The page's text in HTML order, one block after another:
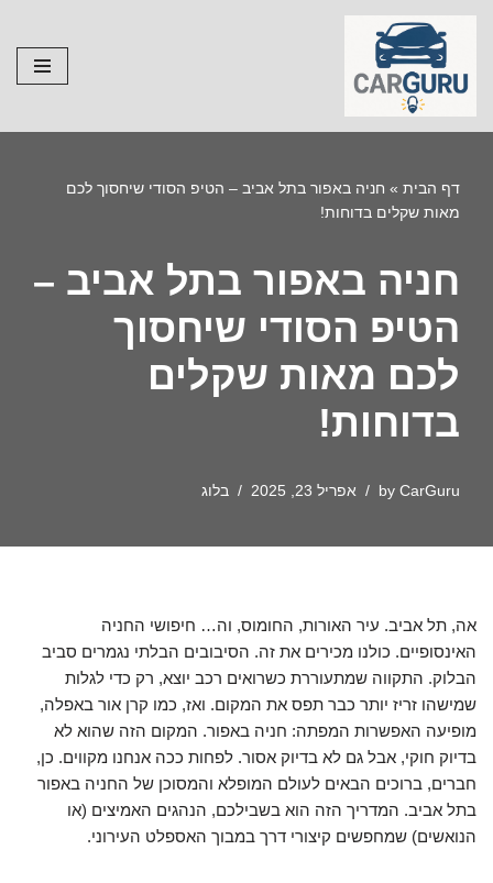
Skip
to
content
דף הבית » חניה באפור בתל אביב – הטיפ הסודי שיחסוך לכם
מאות שקלים בדוחות!
חניה באפור בתל אביב –
הטיפ הסודי שיחסוך
לכם מאות שקלים
בדוחות!
by CarGuru אפריל 23, 2025 בלוג
אה, תל אביב. עיר האורות, החומוס, וה… חיפושי החניה
האינסופיים. כולנו מכירים את זה. הסיבובים הבלתי נגמרים סביב
הבלוק. התקווה שמתעוררת כשרואים רכב יוצא, רק כדי לגלות
שמישהו זריז יותר כבר תפס את המקום. ואז, כמו קרן אור באפלה,
מופיעה האפשרות המפתה: חניה באפור. המקום הזה שהוא לא
בדיוק חוקי, אבל גם לא בדיוק אסור. לפחות ככה אנחנו מקווים. כן,
חברים, ברוכים הבאים לעולם המופלא והמסוכן של החניה באפור
בתל אביב. המדריך הזה הוא בשבילכם, הנהגים האמיצים (או
הנואשים) שמחפשים קיצורי דרך במבוך האספלט העירוני.